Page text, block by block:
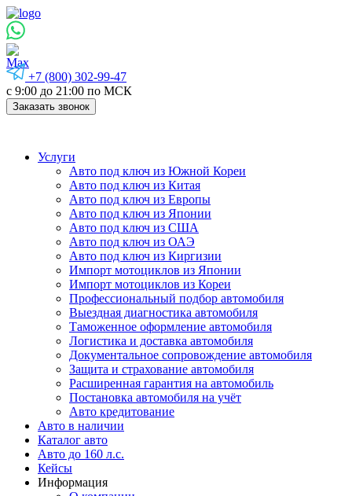
+7 (800) 302-99-47
с 9:00 до 21:00 по МСК
Заказать звонок
Услуги
Авто под ключ из Южной Кореи
Авто под ключ из Китая
Авто под ключ из Европы
Авто под ключ из Японии
Авто под ключ из США
Авто под ключ из ОАЭ
Авто под ключ из Киргизии
Импорт мотоциклов из Японии
Импорт мотоциклов из Кореи
Профессиональный подбор автомобиля
Выездная диагностика автомобиля
Таможенное оформление автомобиля
Логистика и доставка автомобиля
Документальное сопровождение автомобиля
Защита и страхование автомобиля
Расширенная гарантия на автомобиль
Постановка автомобиля на учёт
Авто кредитование
Авто в наличии
Каталог авто
Авто до 160 л.с.
Кейсы
Информация